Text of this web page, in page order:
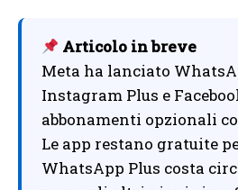
Articolo in breve
Meta ha lanciato
Instagram Plus e
abbonamenti opzionali
Le app restano gratuite
WhatsApp Plus costa